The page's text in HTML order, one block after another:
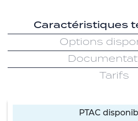
Caractéristiques
Options
Tarifs
PTAC